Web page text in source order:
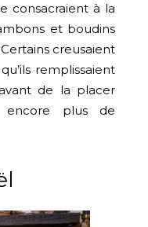
consacraient à la
et boudins
creusaient
remplissaient
de la placer
plus de